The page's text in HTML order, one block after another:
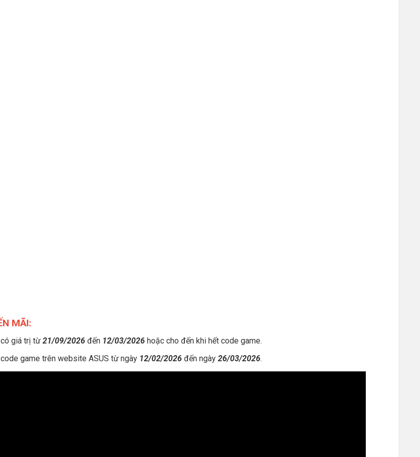
MÃI:
có giá trị từ 21/09/2026 đến 12/03/2026 hoặc cho đến khi hết code game.
game trên website ASUS từ ngày 12/02/2026 đến ngày 26/03/2026.